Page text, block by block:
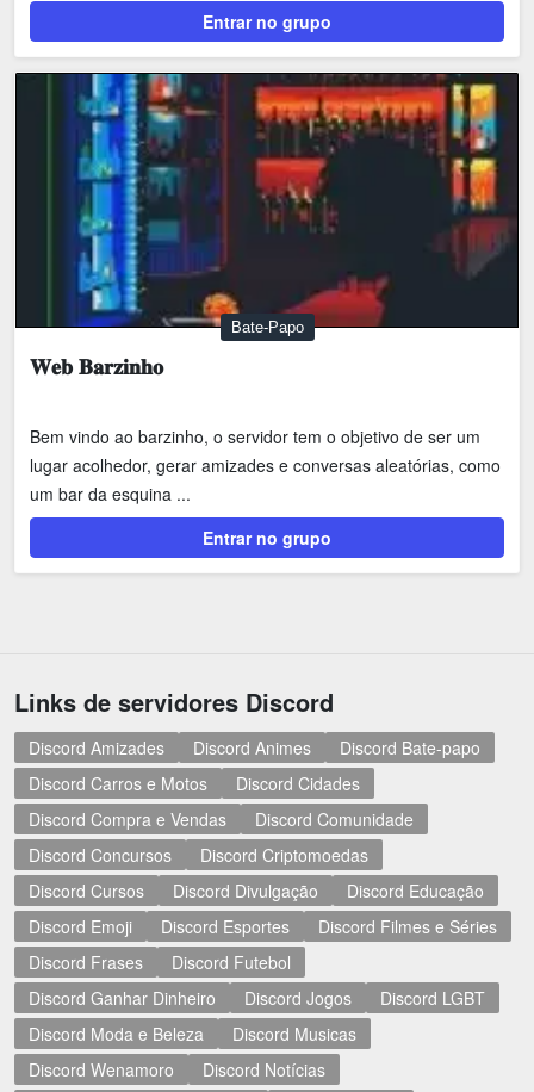
Entrar no grupo
Bate-Papo
𝐖𝐞𝐛 𝐁𝐚𝐫𝐳𝐢𝐧𝐡𝐨
Bem vindo ao barzinho, o servidor tem o objetivo de ser um
lugar acolhedor, gerar amizades e conversas aleatórias, como
um bar da esquina ...
Entrar no grupo
Links de servidores Discord
Discord Amizades Discord Animes
Discord Bate-papo
Discord Carros e Motos
Discord Cidades
Discord Compra e Vendas
Discord Comunidade
Discord Concursos
Discord Criptomoedas
Discord Cursos
Discord Divulgação
Discord Educação
Discord Emoji
Discord Esportes
Discord Filmes e Séries
Discord Frases
Discord Futebol
Discord Ganhar Dinheiro
Discord Jogos
Discord LGBT
Discord Moda e Beleza
Discord Musicas
Discord Wenamoro
Discord Notícias